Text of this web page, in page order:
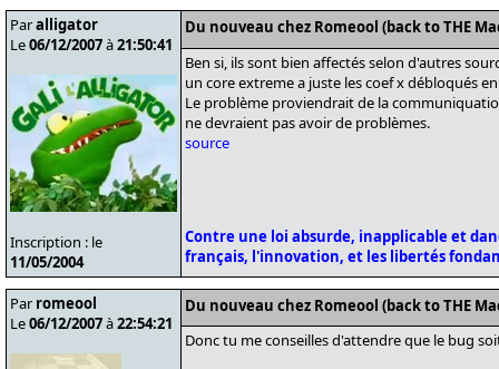
Paralligator
Le06/12/2007à21:50:41
Inscription : le
11/05/2004
Du nouveau chez Romeool (back to THE
Ben si, ils sont bien affectés selon d'autres
un core extreme a juste les coef x débloqués
Le problème proviendrait de la
ne devraient pas avoir de problèmes.
source
Contre une loi absurde, inapplicable et
français, l'innovation, et les libertés
Par romeool
Le06/12/2007à22:54:21
Du nouveau chez Romeool (back to THE
Donc tu me conseilles d'attendre que le bug